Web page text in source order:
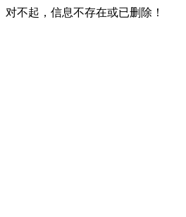
对不起，信息不存在或已删除！